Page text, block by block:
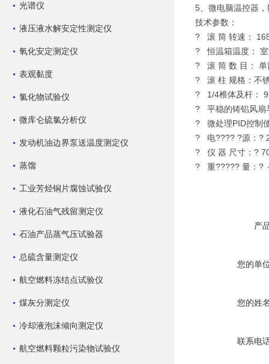
光谱仪
液压液水解安定性测定仪
氧化安定测定仪
表观黏度
氯化物试验仪
微库仑硫氯分析仪
发动机油边界泵送温度测定仪
蒸馏
工业芳烃铜片腐蚀试验仪
液化石油气残留测定仪
石油产品蒸气压试验器
总硫含量测定仪
航空燃料冻结点试验仪
煤灰分测定仪
冷却液泡沫倾向测定仪
航空燃料颗粒污染物试验仪
5、微电脑温控器
技术参数：
? 滚 筒 转速：
? 恒温箱温度：
? 滚 筒 数 目： 单
? 滚 柱 规格：不
? 1/4椎体及杆：
? 平稳的铸铝风扇
? 微处理PID控制
? 电???? ?源：?
? 仪 器 尺寸：?
? 重????? 量：?
产
您的单
您的姓
联系电